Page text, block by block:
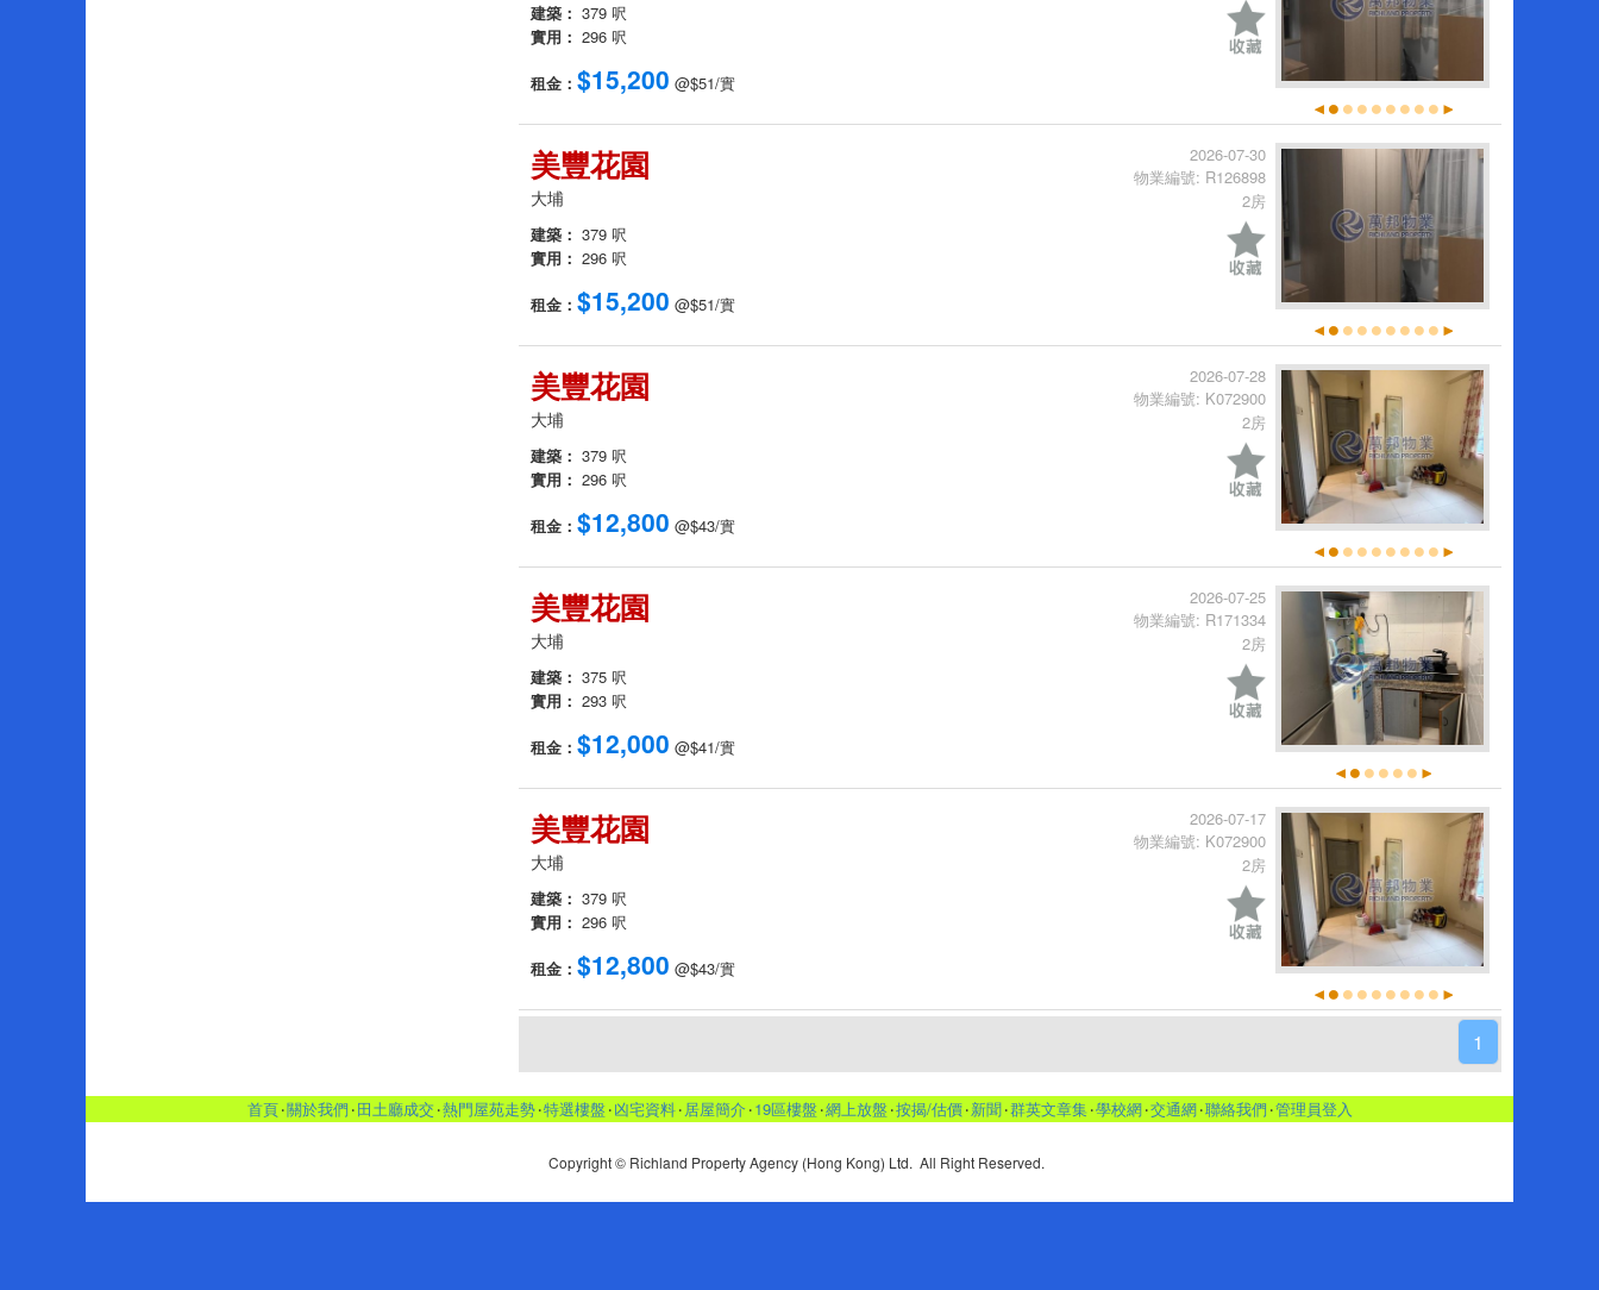
建築： 379 呎
實用： 296 呎
租金： $15,200 @$51/實
美豐花園
大埔
建築： 379 呎
實用： 296 呎
租金： $15,200 @$51/實
2026-07-30
物業編號: R126898
2房
美豐花園
大埔
建築： 379 呎
實用： 296 呎
租金： $12,800 @$43/實
2026-07-28
物業編號: K072900
2房
美豐花園
大埔
建築： 375 呎
實用： 293 呎
租金： $12,000 @$41/實
2026-07-25
物業編號: R171334
2房
美豐花園
大埔
建築： 379 呎
實用： 296 呎
租金： $12,800 @$43/實
2026-07-17
物業編號: K072900
2房
1
首頁‧關於我們 ‧田土廳成交 ‧熱門屋苑走勢‧特選樓盤 ‧凶宅資料‧居屋簡介 ‧19區樓盤 ‧網上放盤 ‧按揭/估價‧新聞‧群英文章集 ‧學校網‧交通網‧聯絡我們 ‧管理員登入
Copyright © Richland Property Agency (Hong Kong) Ltd. All Right Reserved.